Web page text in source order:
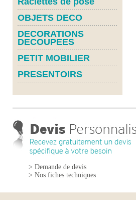
OBJETS DECO
DECORATIONS
DECOUPEES
PETIT MOBILIER
PRESENTOIRS
> Demande de devis
> Nos fiches techniques